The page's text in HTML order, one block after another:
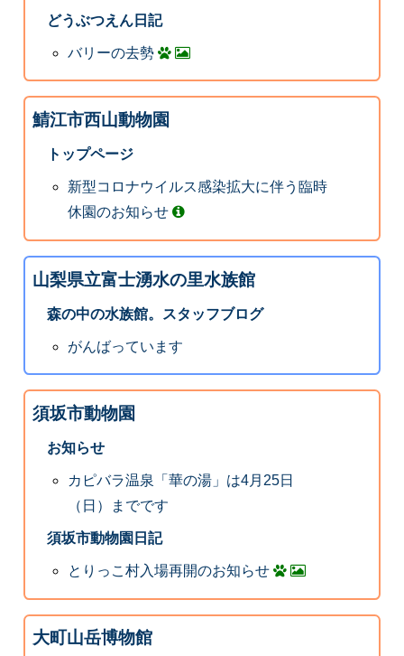
どうぶつえん日記
バリーの去勢
鯖江市西山動物園
トップページ
新型コロナウイルス感染拡大に伴う臨時
休園のお知らせ
山梨県立富士湧水の里水族館
森の中の水族館。スタッフブログ
がんばっています
須坂市動物園
お知らせ
カピバラ温泉「華の湯」は4月25日
（日）までです
須坂市動物園日記
とりっこ村入場再開のお知らせ
大町山岳博物館